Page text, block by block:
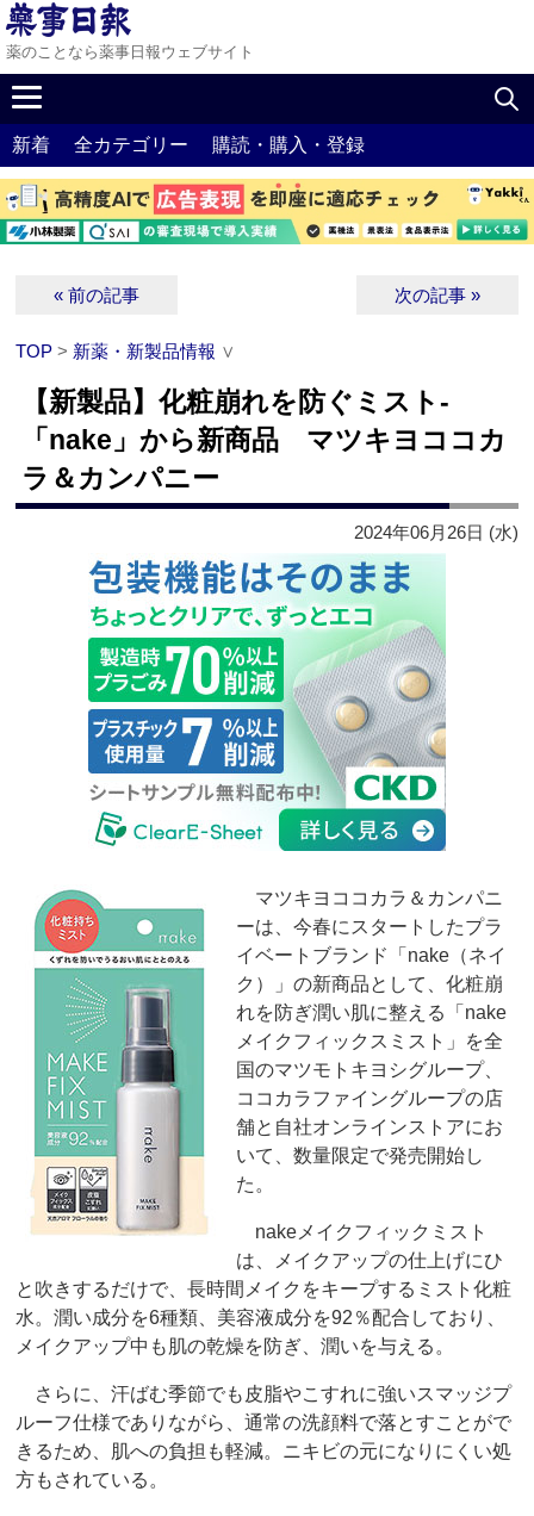
薬のことなら薬事日報ウェブサイト
新着 全カテゴリー 購読・購入・登録
« 前の記事 次の記事 »
TOP > 新薬・新製品情報 ∨
【新製品】化粧崩れを防ぐミスト‐
「nake」から新商品 マツキヨココカ
ラ＆カンパニー
2024年06月26日 (水)
マツキヨココカラ＆カンパニ
ーは、今春にスタートしたプラ
イベートブランド「nake（ネイ
ク）」の新商品として、化粧崩
れを防ぎ潤い肌に整える「nake
メイクフィックスミスト」を全
国のマツモトキヨシグループ、
ココカラファイングループの店
舗と自社オンラインストアにお
いて、数量限定で発売開始し
た。
nakeメイクフィックミスト
は、メイクアップの仕上げにひ
と吹きするだけで、長時間メイクをキープするミスト化粧
水。潤い成分を6種類、美容液成分を92％配合しており、
メイクアップ中も肌の乾燥を防ぎ、潤いを与える。
さらに、汗ばむ季節でも皮脂やこすれに強いスマッジプ
ルーフ仕様でありながら、通常の洗顔料で落とすことがで
きるため、肌への負担も軽減。ニキビの元になりにくい処
方もされている。